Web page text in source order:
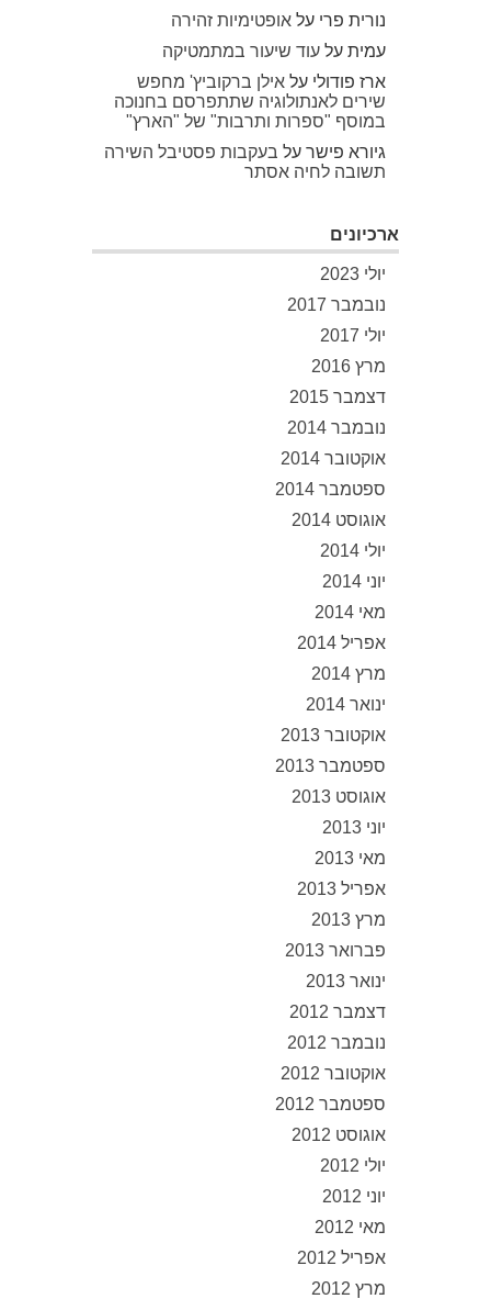
נורית פרי על אופטימיות זהירה
עמית על עוד שיעור במתמטיקה
ארז פודולי על אילן ברקוביץ' מחפש
שירים לאנתולוגיה שתתפרסם בחנוכה
במוסף "ספרות ותרבות" של "הארץ"
גיורא פישר על בעקבות פסטיבל השירה
תשובה לחיה אסתר
ארכיונים
יולי 2023
נובמבר 2017
יולי 2017
מרץ 2016
דצמבר 2015
נובמבר 2014
אוקטובר 2014
ספטמבר 2014
אוגוסט 2014
יולי 2014
יוני 2014
מאי 2014
אפריל 2014
מרץ 2014
ינואר 2014
אוקטובר 2013
ספטמבר 2013
אוגוסט 2013
יוני 2013
מאי 2013
אפריל 2013
מרץ 2013
פברואר 2013
ינואר 2013
דצמבר 2012
נובמבר 2012
אוקטובר 2012
ספטמבר 2012
אוגוסט 2012
יולי 2012
יוני 2012
מאי 2012
אפריל 2012
מרץ 2012